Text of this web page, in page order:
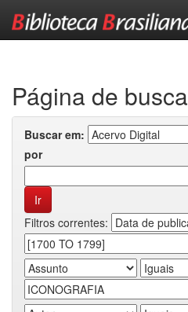
Página de busca
Buscar em:
por
Filtros correntes: